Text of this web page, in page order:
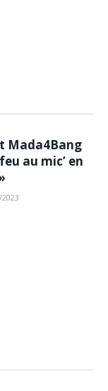
Mada4Bang
au mic’ en